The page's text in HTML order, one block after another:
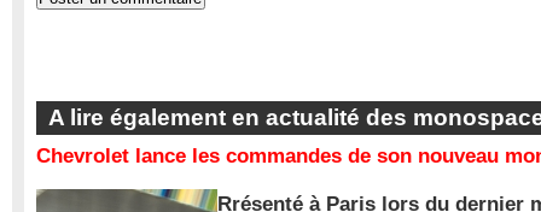
A lire également en actualité des
Chevrolet lance les commandes de son nouveau
Rrésenté à Paris lors du dernier